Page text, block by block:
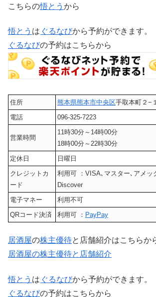
こちらの悟とう から
悟とう は ぐるなびから予約ができます。
ぐるなびの予約はこちらから
住所 熊本県熊本市中央区手取本町２−
電話
096-325-7223
営業時間
11時30分～14時00分
18時00分～22時30分
定休日
日曜日
クレジットカ
ード
利用可 ：VISA､マスター､アメッ
Discover
電子マネー
利用不可
QRコード決済
利用可 ： PayPay
居酒屋の株主優待と店舗紹介はこちらか
居酒屋の株主優待と店舗紹介
悟とう は ぐるなびから予約ができます。
ぐるなびの予約はこちらから